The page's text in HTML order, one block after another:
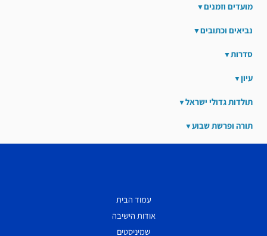
מועדים וזמנים
נביאים וכתובים
סדרות
עיון
תולדות גדולי ישראל
תורה ופרשת שבוע
עמוד הבית
אודות הישיבה
שמיניסטים